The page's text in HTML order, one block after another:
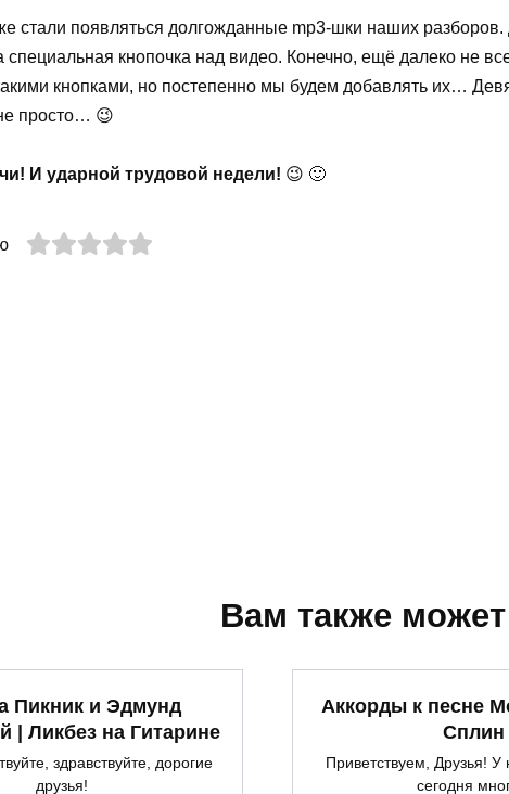
стали появляться долгожданные mp3-шки наших разборов.
специальная кнопочка над видео. Конечно, ещё далеко не
кнопками, но постепенно мы будем добавлять их…
просто… 😉
И ударной трудовой недели! 😉 🙂
Вам также
Пикник и Эдмунд
| Ликбез на Гитарине
здравствуйте, дорогие
друзья!
Аккорды к песне
Сплин
Приветствуем, Друзья! У
сегодня